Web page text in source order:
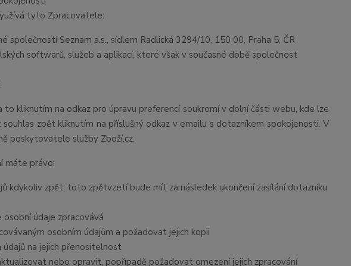
tyto Zpracovatele:
společností Seznam a.s., sídlem Radlická 3294/10, 150 00, Praha 5, ČR
softwarů, služeb a aplikací, které však v současné době společnost
kliknutím na odkaz pro úpravu preferencí soukromí v dolní části webu, kde lze
zpět kliknutím na příslušný odkaz v emailu s dotazníkem spokojenosti. V
poskytovatele služby Zboží.cz.
máte právo:
kdykoliv zpět, toto zpětvzetí bude mít za následek ukončení zasílání dotazníku
údaje zpracovává
osobním údajům a požadovat jejich kopii
na jejich přenositelnost
nebo opravit, popřípadě požadovat omezení jejich zpracování